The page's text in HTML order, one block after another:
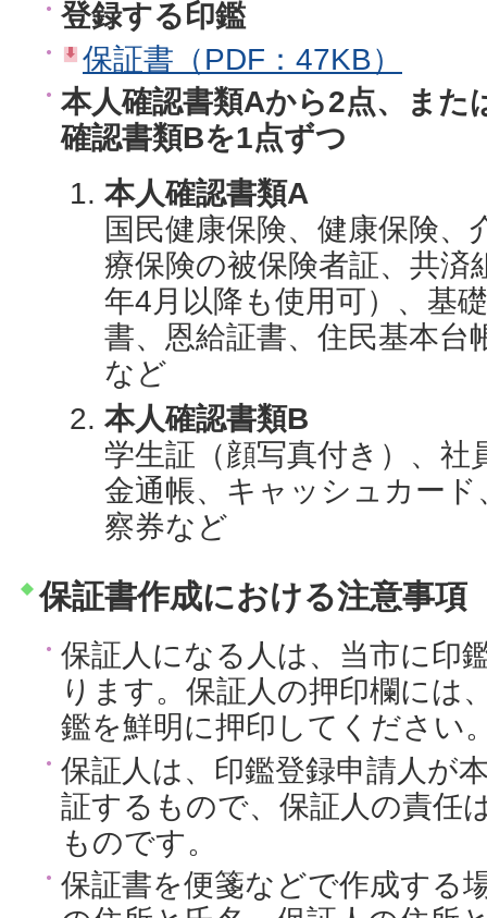
登録する印鑑
保証書（PDF：47KB）
本人確認書類Aから2点、また
確認書類Bを1点ずつ
本人確認書類A
国民健康保険、健康保険、
療保険の被保険者証、共済
年4月以降も使用可）、基
書、恩給証書、住民基本台
など
本人確認書類B
学生証（顔写真付き）、社
金通帳、キャッシュカー
察券など
保証書作成における注意事項
保証人になる人は、当市に印
ります。保証人の押印欄には
鑑を鮮明に押印してください
保証人は、印鑑登録申請人が
証するもので、保証人の責任
ものです。
保証書を便箋などで作成する